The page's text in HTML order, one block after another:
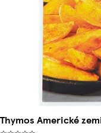
Thymos Americké